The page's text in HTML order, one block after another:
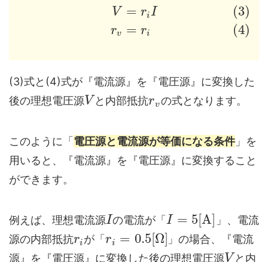
V
rv
=
=
riI
ri
(3)
(4)
(3)式と(4)式が『電流源』を『電圧源』に変換した
後の理想電圧源V と内部抵抗rvの式となります。
このように「 電圧源と電流源が等価になる条件」を
用いると、『電流源』を『電圧源』に変換すること
ができます。
例えば、理想電流源Iの電流が「 I = 5 [A
」、電流
源の内部抵抗ri が「ri = 0.5[ Ω] 」の場合、『電流
源』を『電圧源』に変換した後の理想電圧源V と内